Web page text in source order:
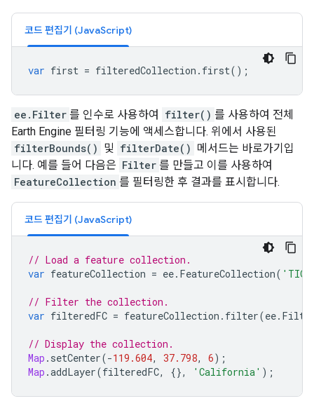
코드 편집기 (JavaScript)
var first = filteredCollection . first();
ee.Filter 를 인수로 사용하여 filter() 를 사용하여 전체
Earth Engine 필터링 기능에 액세스합니다. 위에서 사용된
filterBounds() 및 filterDate() 메서드는 바로가기입
니다. 예를 들어 다음은 Filter 를 만들고 이를 사용하여
FeatureCollection 를 필터링한 후 결과를 표시합니다.
코드 편집기 (JavaScript)
// Load a feature collection.
var featureCollection = ee. FeatureCollection(
// Filter the collection.
var filteredFC = featureCollection . filter(ee.
// Display the collection.
Map . setCenter(-119.604, 37.798, 6);
Map .addLayer(filteredFC, {}, 'California' );